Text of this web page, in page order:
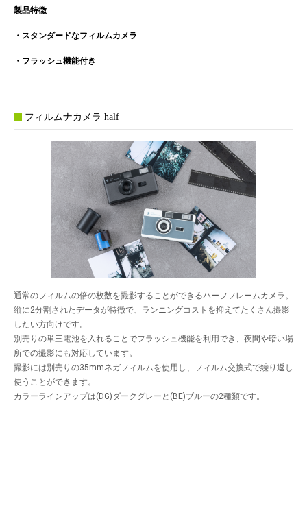
製品特徴
・スタンダードなフィルムカメラ
・フラッシュ機能付き
フィルムナカメラ half
通常のフィルムの倍の枚数を撮影することができるハーフフレームカメラ。
縦に2分割されたデータが特徴で、ランニングコストを抑えてたくさん撮影
したい方向けです。
別売りの単三電池を入れることでフラッシュ機能を利用でき、夜間や暗い場
所での撮影にも対応しています。
撮影には別売りの35mmネガフィルムを使用し、フィルム交換式で繰り返し
使うことができます。
カラーラインアップは(DG)ダークグレーと(BE)ブルーの2種類です。